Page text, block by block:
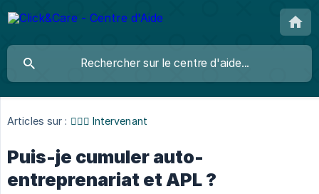
Articles sur : 👩🏼‍⚕️ Intervenant
Puis-je cumuler auto-
entreprenariat et APL ?